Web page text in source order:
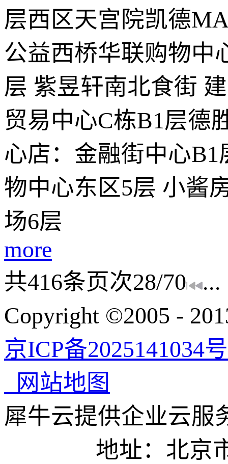
层西区天宫院凯德
公益西桥华联购物中
层 紫昱轩南北食街
贸易中心C栋B1层德
心店：金融街中心
物中心东区5层 小酱
场6层
more
共416条页次28/70
...
Copyright ©2005 -
京ICP备2025141034
网站地图
犀牛云提供企业云服
地址：北京市东